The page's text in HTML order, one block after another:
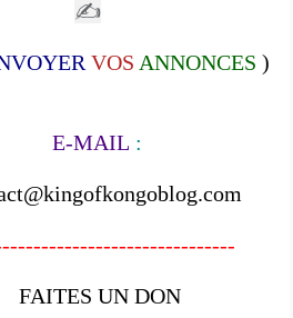
✍
VOS ANNONCES )
MAIL :
UN DON